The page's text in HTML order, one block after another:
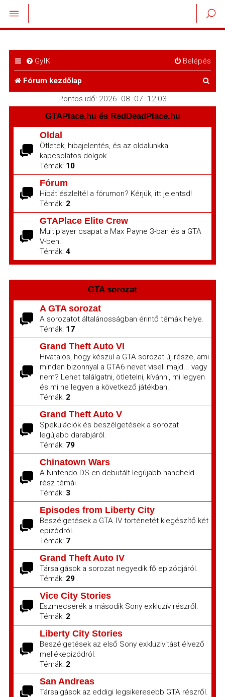
GyIK Belépés
Fórum kezdőlap
e
Pontos idő: 2026. 08. 07. 12:03
GTAPlace.hu és RedDeadPlace.hu
Oldal
Ötletek, hibajelentés, és az oldalunkkal
kapcsolatos dolgok.
Témák: 10
Fórum
Hibát észleltél a fórumon? Kérjük, itt jelentsd!
Témák: 2
GTAPlace Elite Crew
Multiplayer csapat a Max Payne 3-ban és a GTA
V-ben.
Témák: 4
GTA sorozat
A GTA sorozat
A sorozatot általánosságban érintő témák helye.
Témák: 17
Grand Theft Auto VI
Hivatalos, hogy készül a GTA sorozat új része, ami
minden bizonnyal a GTA6 nevet viseli majd... vagy
nem? Lehet találgatni, ötletelni, kívánni, mi legyen
és mi ne legyen a következő játékban.
Témák: 2
Grand Theft Auto V
Spekulációk és beszélgetések a sorozat
legújabb darabjáról.
Témák: 79
Chinatown Wars
A Nintendo DS-en debütált legújabb handheld
rész témái.
Témák: 3
Episodes from Liberty City
Beszélgetések a GTA IV történetét kiegészítő két
epizódról.
Témák: 7
Grand Theft Auto IV
Társalgások a sorozat negyedik fő epizódjáról.
Témák: 29
Vice City Stories
Eszmecserék a második Sony exkluzív részről.
Témák: 2
Liberty City Stories
Beszélgetések az első Sony exkluzivitást élvező
mellékepizódról.
Témák: 2
San Andreas
Társalgások az eddigi legsikeresebb GTA részről.